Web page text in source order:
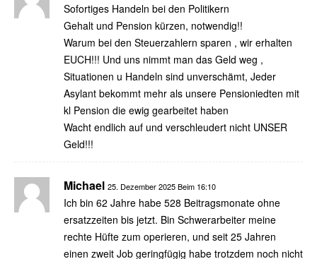
Sofortiges Handeln bei den Politikern
Gehalt und Pension kürzen, notwendig!!
Warum bei den Steuerzahlern sparen , wir erhalten
EUCH!!! Und uns nimmt man das Geld weg ,
Situationen u Handeln sind unverschämt, Jeder
Asylant bekommt mehr als unsere Pensioniedten mit
kl Pension die ewig gearbeitet haben
Wacht endlich auf und verschleudert nicht UNSER
Geld!!!
Michael 25. Dezember 2025 Beim 16:10
Ich bin 62 Jahre habe 528 Beitragsmonate ohne
ersatzzeiten bis jetzt. Bin Schwerarbeiter meine
rechte Hüfte zum operieren, und seit 25 Jahren
einen zweit Job geringfügig habe trotzdem noch nicht